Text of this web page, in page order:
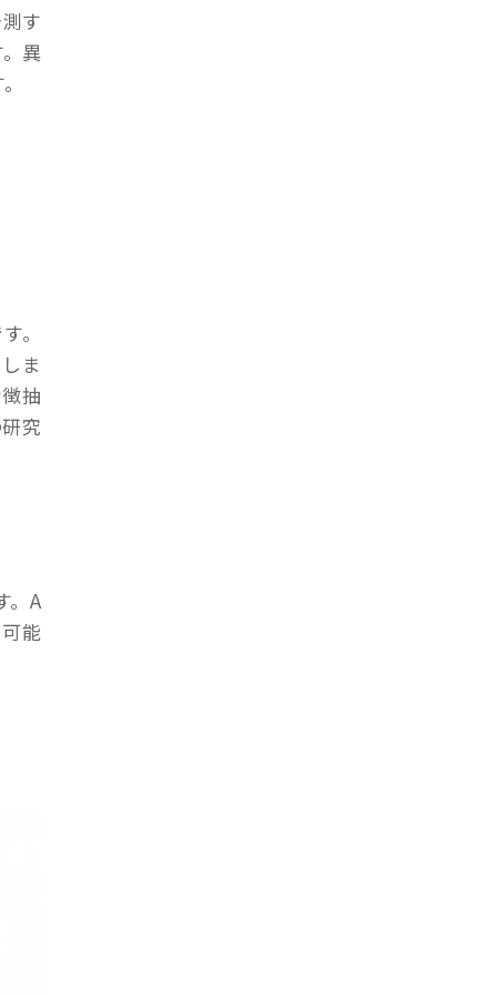
す
異
。
ま
抽
究
。A
能